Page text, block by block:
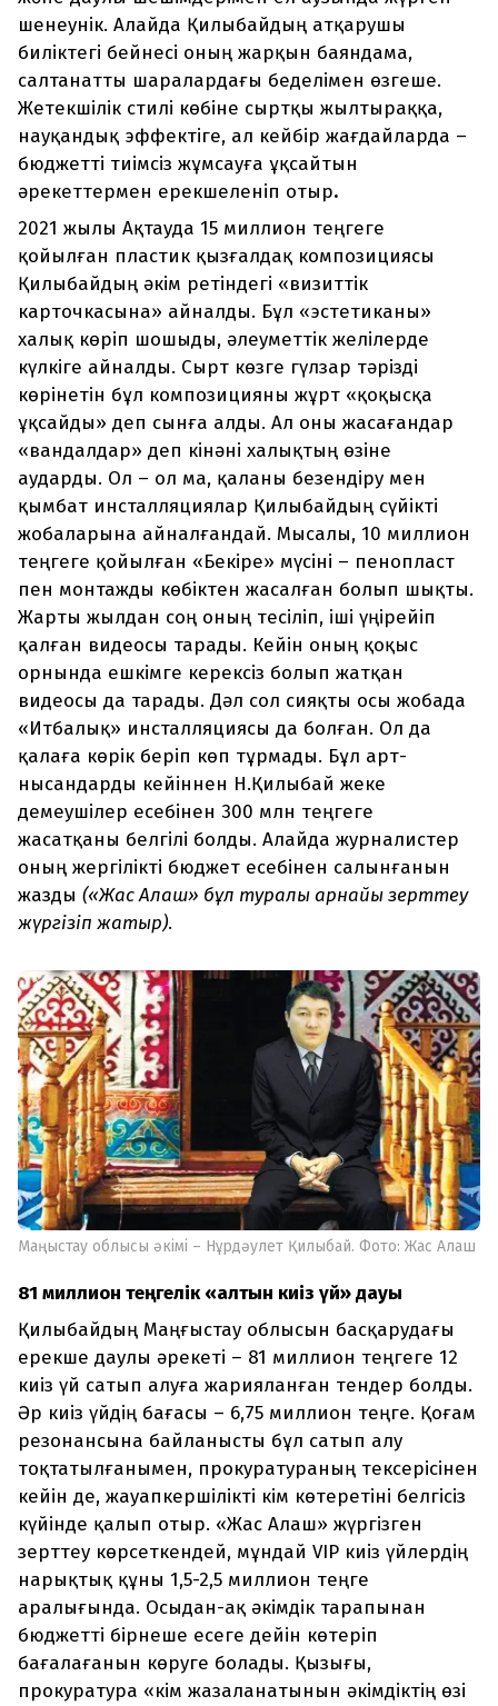
шенеунік. Алайда Қилыбайдың атқарушы
биліктегі бейнесі оның жарқын баяндама,
салтанатты шаралардағы беделімен өзгеше.
Жетекшілік стилі көбіне сыртқы жылтыраққа,
науқандық эффектіге, ал кейбір жағдайларда –
бюджетті тиімсіз жұмсауға ұқсайтын
әрекеттермен ерекшеленіп отыр.
2021 жылы Ақтауда 15 миллион теңгеге
қойылған пластик қызғалдақ композициясы
Қилыбайдың әкім ретіндегі «визиттік
карточкасына» айналды. Бұл «эстетиканы»
халық көріп шошыды, әлеуметтік желілерде
күлкіге айналды. Сырт көзге гүлзар тәрізді
көрінетін бұл композицияны жұрт «қоқысқа
ұқсайды» деп сынға алды. Ал оны жасағандар
«вандалдар» деп кінәні халықтың өзіне
аударды. Ол – ол ма, қаланы безендіру мен
қымбат инсталляциялар Қилыбайдың сүйікті
жобаларына айналғандай. Мысалы, 10 миллион
теңгеге қойылған «Бекіре» мүсіні – пенопласт
пен монтажды көбіктен жасалған болып шықты.
Жарты жылдан соң оның тесіліп, іші үңірейіп
қалған видеосы тарады. Кейін оның қоқыс
орнында ешкімге керексіз болып жатқан
видеосы да тарады. Дәл сол сияқты осы жобада
«Итбалық» инсталляциясы да болған. Ол да
қалаға көрік беріп көп тұрмады. Бұл арт-
нысандарды кейіннен Н.Қилыбай жеке
демеушілер есебінен 300 млн теңгеге
жасатқаны белгілі болды. Алайда журналистер
оның жергілікті бюджет есебінен салынғанын
жазды («Жас Алаш» бұл туралы арнайы зерттеу
жүргізіп жатыр).
Маңыстау облысы әкімі – Нұрдәулет Қилыбай. Фото: Жас Алаш
81 миллион теңгелік «алтын киіз үй» дауы
Қилыбайдың Маңғыстау облысын басқарудағы
ерекше даулы әрекеті – 81 миллион теңгеге 12
киіз үй сатып алуға жарияланған тендер болды.
Әр киіз үйдің бағасы – 6,75 миллион теңге. Қоғам
резонансына байланысты бұл сатып алу
тоқтатылғанымен, прокуратураның тексерісінен
кейін де, жауапкершілікті кім көтеретіні белгісіз
күйінде қалып отыр. «Жас Алаш» жүргізген
зерттеу көрсеткендей, мұндай VIP киіз үйлердің
нарықтық құны 1,5-2,5 миллион теңге
аралығында. Осыдан-ақ әкімдік тарапынан
бюджетті бірнеше есеге дейін көтеріп
бағалағанын көруге болады. Қызығы,
прокуратура «кім жазаланатынын әкімдіктің өзі